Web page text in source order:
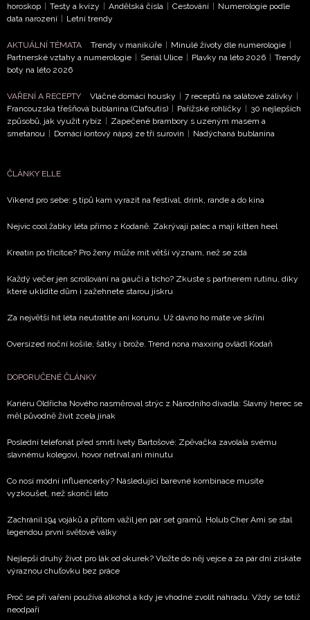
horoskop | Testy a kvízy | Andělská čísla | Cestování | Numerologie podle
data narození | Letní trendy
AKTUÁLNÍ TÉMATA Trendy v manikúře | Minulé životy dle numerologie |
Partnerské vztahy a numerologie | Seriál Ulice | Plavky na léto 2026 | Trendy
boty na léto 2026
VAŘENÍ A RECEPTY Vláčné domácí housky | 7 receptů na salátové zálivky |
Francouzská třešňová bublanina (Clafoutis) | Pařížské rohlíčky | 30 nejlepších
způsobů, jak využít rybíz | Zapečené brambory s uzeným masem a
smetanou | Domácí iontový nápoj ze tří surovin | Nadýchaná bublanina
ČLÁNKY ELLE
Víkend pro sebe: 5 tipů kam vyrazit na festival, drink, rande a do kina
Nejvíc cool žabky léta přímo z Kodaně. Zakrývají palec a mají kitten heel
Kreatin po třicítce? Pro ženy může mít větší význam, než se zdá
Každý večer jen scrollování na gauči a ticho? Zkuste s partnerem rutinu, díky
které uklidíte dům i zažehnete starou jiskru
Za největší hit léta neutratíte ani korunu. Už dávno ho máte ve skříni
Oversized noční košile, šátky i brože. Trend nona maxxing ovládl Kodaň
DOPORUČENÉ ČLÁNKY
Kariéru Oldřicha Nového nasměroval strýc z Národního divadla: Slavný herec se
měl původně živit zcela jinak
Poslední telefonát před smrtí Ivety Bartošové: Zpěvačka zavolala svému
slavnému kolegovi, hovor netrval ani minutu
Co nosí módní influencerky? Následující barevné kombinace musíte
vyzkoušet, než skončí léto
Zachránil 194 vojáků a přitom vážil jen pár set gramů. Holub Cher Ami se stal
legendou první světové války
Nejlepší druhý život pro lák od okurek? Vložte do něj vejce a za pár dní získáte
výraznou chuťovku bez práce
Proč se při vaření používá alkohol a kdy je vhodné zvolit náhradu. Vždy se totiž
neodpaří